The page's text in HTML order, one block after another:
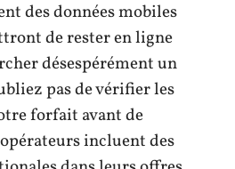
des données mobiles
de rester en ligne
désespérément un
pas de vérifier les
forfait avant de
incluent des